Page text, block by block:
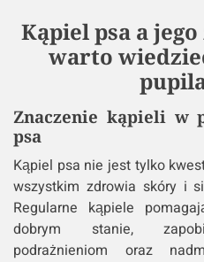
Kąpiel psa a
warto
Znaczenie kąpieli w
psa
Kąpiel psa nie jest tylko
wszystkim zdrowia skóry i
Regularne kąpiele
dobrym stanie,
podrażnieniom oraz